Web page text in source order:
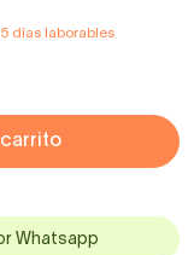
días laborables
carrito
Whatsapp